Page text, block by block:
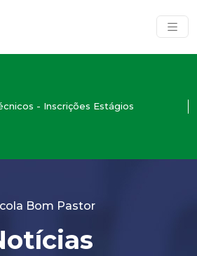
- Inscrições Estágios
Bom Pastor